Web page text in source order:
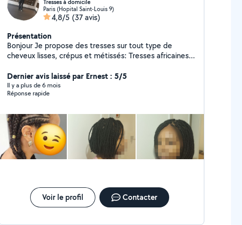
Tresses à domicile
Paris (Hopital Saint-Louis 9)
4,8/5 (37 avis)
Présentation
Bonjour Je propose des tresses sur tout type de
cheveux lisses, crépus et métissés: Tresses africaines,
message + photo de ce que vous voulez je vous dit le
prix exacte. Merci !
Dernier avis laissé par Ernest : 5/5
Il y a plus de 6 mois
Réponse rapide
Voir le profil Contacter